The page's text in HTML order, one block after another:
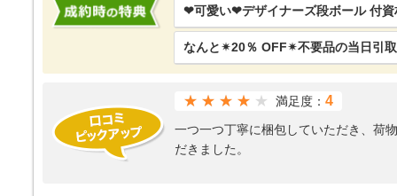
❤可愛い❤デザイナーズ段ボール 付資
なんと✴20％ OFF✴不要品の当日引
★★★★ 満足度： 4
一つ一つ丁寧に梱包していただき、荷
だきました。